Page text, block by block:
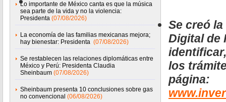
Lo importante de México canta es que la música
sea parte de la vida y no la violencia:
Presidenta (07/08/2026)
La economía de las familias mexicanas mejora;
hay bienestar: Presidenta (07/08/2026)
Se restablecen las relaciones diplomáticas entre
México y Perú: Presidenta Claudia
Sheinbaum (07/08/2026)
Sheinbaum presenta 10 conclusiones sobre gas
no convencional (06/08/2026)
Se creó
Digital de
los
página: